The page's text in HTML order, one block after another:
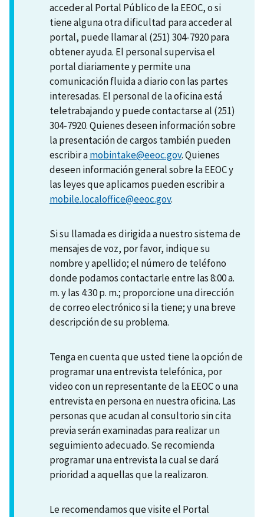
acceder al Portal Público de la EEOC, o si
tiene alguna otra dificultad para acceder al
portal, puede llamar al (251) 304-7920 para
obtener ayuda. El personal supervisa el
portal diariamente y permite una
comunicación fluida a diario con las partes
interesadas. El personal de la oficina está
teletrabajando y puede contactarse al (251)
304-7920. Quienes deseen información sobre
la presentación de cargos también pueden
escribir amobintake@eeoc.gov. Quienes
deseen información general sobre la EEOC y
las leyes que aplicamos pueden escribir a
mobile.localoffice@eeoc.gov.
Si su llamada es dirigida a nuestro sistema de
mensajes de voz, por favor, indique su
nombre y apellido; el número de teléfono
donde podamos contactarle entre las 8:00 a.
m. y las 4:30 p. m.; proporcione una dirección
de correo electrónico si la tiene; y una breve
descripción de su problema.
Tenga en cuenta que usted tiene la opción de
programar una entrevista telefónica, por
video con un representante de la EEOC o una
entrevista en persona en nuestra oficina. Las
personas que acudan al consultorio sin cita
previa serán examinadas para realizar un
seguimiento adecuado. Se recomienda
programar una entrevista la cual se dará
prioridad a aquellas que la realizaron.
Le recomendamos que visite el Portal